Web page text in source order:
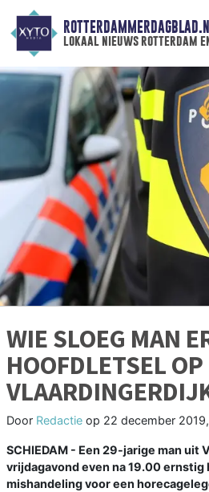
lokaal nieuws rotterdam
WIE SLOEG MAN
HOOFDLETSEL OP
Door Redactie op 22 december
SCHIEDAM - Een 29-jarige man uit
vrijdagavond even na 19.00 ernstig
mishandeling voor een